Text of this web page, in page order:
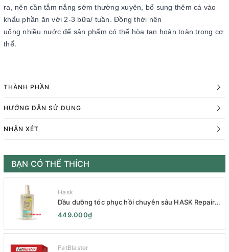
ra, nên cần tắm nắng sớm thường xuyên, bổ sung thêm cá vào
khẩu phần ăn với 2-3 bữa/ tuần. Đồng thời nên
uống nhiều nước để sản phẩm có thể hòa tan hoàn toàn trong cơ
thể.
THÀNH PHẦN
HƯỚNG DẪN SỬ DỤNG
NHẬN XÉT
BẠN CÓ THỂ THÍCH
Hask
Dầu dưỡng tóc phục hồi chuyên sâu HASK Repair
Series 120mL- HASK Repair Series Intensive Repair
449.000₫
FatBlaster